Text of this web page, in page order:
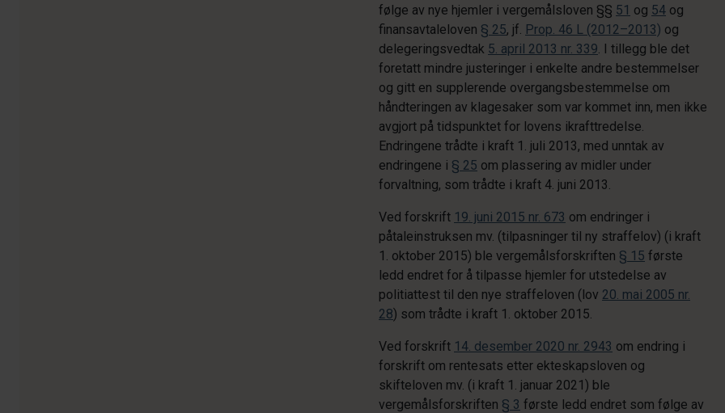
følge av nye hjemler i vergemålsloven §§ 51 og 54 og
finansavtaleloven § 25, jf. Prop. 46 L (2012–2013) og
delegeringsvedtak 5. april 2013 nr. 339. I tillegg ble det
foretatt mindre justeringer i enkelte andre bestemmelser
og gitt en supplerende overgangsbestemmelse om
håndteringen av klagesaker som var kommet inn, men ikke
avgjort på tidspunktet for lovens ikrafttredelse.
Endringene trådte i kraft 1. juli 2013, med unntak av
endringene i § 25 om plassering av midler under
forvaltning, som trådte i kraft 4. juni 2013.
Ved forskrift 19. juni 2015 nr. 673 om endringer i
påtaleinstruksen mv. (tilpasninger til ny straffelov) (i kraft
1. oktober 2015) ble vergemålsforskriften § 15 første
ledd endret for å tilpasse hjemler for utstedelse av
politiattest til den nye straffeloven (lov 20. mai 2005 nr.
28) som trådte i kraft 1. oktober 2015.
Ved forskrift 14. desember 2020 nr. 2943 om endring i
forskrift om rentesats etter ekteskapsloven og
skifteloven mv. (i kraft 1. januar 2021) ble
vergemålsforskriften § 3 første ledd endret som følge av